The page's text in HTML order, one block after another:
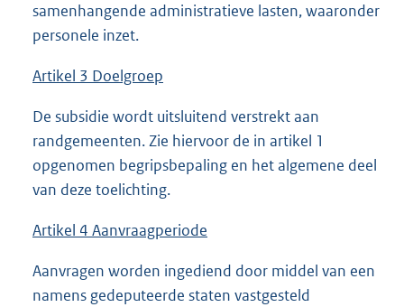
samenhangende administratieve lasten, waaronder
personele inzet.
Artikel 3 Doelgroep
De subsidie wordt uitsluitend verstrekt aan
randgemeenten. Zie hiervoor de in artikel 1
opgenomen begripsbepaling en het algemene deel
van deze toelichting.
Artikel 4 Aanvraagperiode
Aanvragen worden ingediend door middel van een
namens gedeputeerde staten vastgesteld